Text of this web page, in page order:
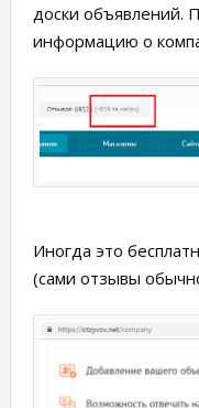
доски объявлений.
информацию о
Иногда это
(сами отзывы